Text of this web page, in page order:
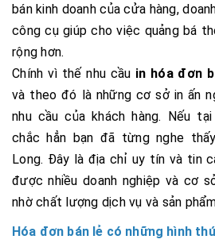
bán kinh doanh của cửa hàng,
công cụ giúp cho việc quảng bá
rộng hơn.
Chính vì thế nhu cầu in hóa đơn
và theo đó là những cơ sở in ấn
nhu cầu của khách hàng. Nếu
chắc hẳn bạn đã từng nghe
Long. Đây là địa chỉ uy tín và tin
được nhiều doanh nghiệp và cơ
nhờ chất lượng dịch vụ và sản
Hóa đơn bán lẻ có những hình